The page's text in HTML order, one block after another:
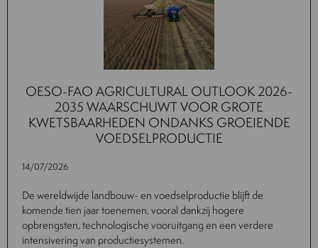
OESO-FAO AGRICULTURAL OUTLOOK 2026-
2035 WAARSCHUWT VOOR GROTE
KWETSBAARHEDEN ONDANKS GROEIENDE
VOEDSELPRODUCTIE
14/07/2026
De wereldwijde landbouw- en voedselproductie blijft de
komende tien jaar toenemen, vooral dankzij hogere
opbrengsten, technologische vooruitgang en een verdere
intensivering van productiesystemen.